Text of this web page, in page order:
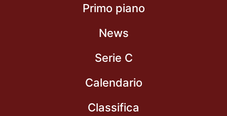
Primo piano
News
Serie C
Calendario
Classifica